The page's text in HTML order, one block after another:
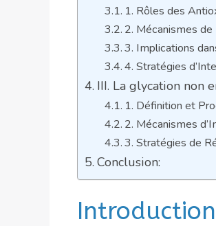
1. Rôles des
2. Mécanismes
3. Implications
4. Stratégies
III. La glycation non
1. Définition et
2. Mécanismes
3. Stratégies de
Conclusion: